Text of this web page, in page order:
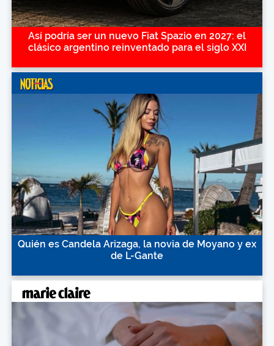
Así podría ser un nuevo Fiat Spazio en 2027: el
clásico argentino reinventado para el siglo XXI
Quién es Candela Arizaga, la novia de Moyano y ex
de L-Gante